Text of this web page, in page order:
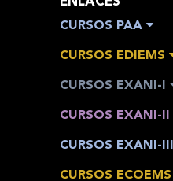
CURSOS PAA
CURSOS EDIEMS
CURSOS EXANI-I
CURSOS EXANI-II
CURSOS EXANI-III
CURSOS ECOEMS